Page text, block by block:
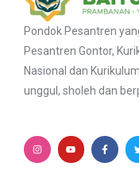
Pondok Pesantren
Pesantren Gontor,
Nasional dan
unggul, sholeh dan